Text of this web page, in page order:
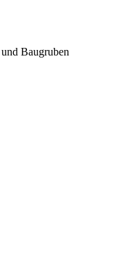
Baugruben